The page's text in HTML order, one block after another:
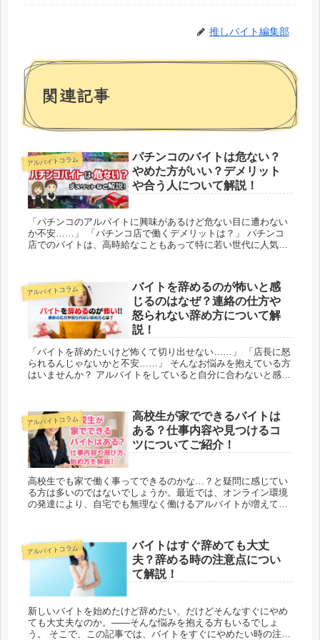
推しバイト編集部
関連記事
アルバイトコラム
パチンコのバイトは危ない？
やめた方がいい？デメリット
や合う人について解説！
「パチンコのアルバイトに興味があるけど危ない目に遭わない
か不安……」 「パチンコ店で働くデメリットは？」 パチンコ
店でのバイトは、高時給なこともあって特に若い世代に人気が
アルバイトコラム
バイトを辞めるのが怖いと感
じるのはなぜ？連絡の仕方や
怒られない辞め方について解
説！
「バイトを辞めたいけど怖くて切り出せない……」 「店長に怒
られるんじゃないかと不安……」 そんなお悩みを抱えている方
はいませんか？ アルバイトをしていると自分に合わないと感じ
アルバイトコラム
高校生が家でできるバイトは
ある？仕事内容や見つけるコ
ツについてご紹介！
高校生でも家で働く事ってできるのかな…？と疑問に感じてい
る方は多いのではないでしょうか。最近では、オンライン環境
の発達により、自宅でも無理なく働けるアルバイトが増えてい
アルバイトコラム
バイトはすぐ辞めても大丈
夫？辞める時の注意点につい
て解説！
新しいバイトを始めたけど辞めたい、だけどそんなすぐにやめ
ても大丈夫なのか。――そんな悩みを抱える方もいるでしょ
う。 そこで、この記事では、バイトをすぐにやめたい時の注意